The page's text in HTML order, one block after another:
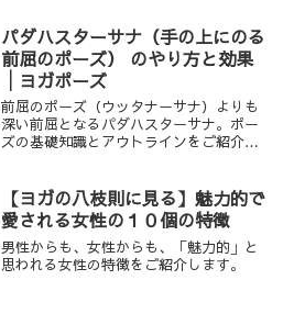
パダハスターサナ（手の上にのる
前屈のポーズ） のやり方と効果
│ヨガポーズ
前屈のポーズ（ウッタナーサナ）よりも
深い前屈となるパダハスターサナ。ポー
ズの基礎知識とアウトラインをご紹介し
【ヨガの八枝則に見る】魅力的で
愛される女性の１０個の特徴
男性からも、女性からも、「魅力的」と
思われる女性の特徴をご紹介します。